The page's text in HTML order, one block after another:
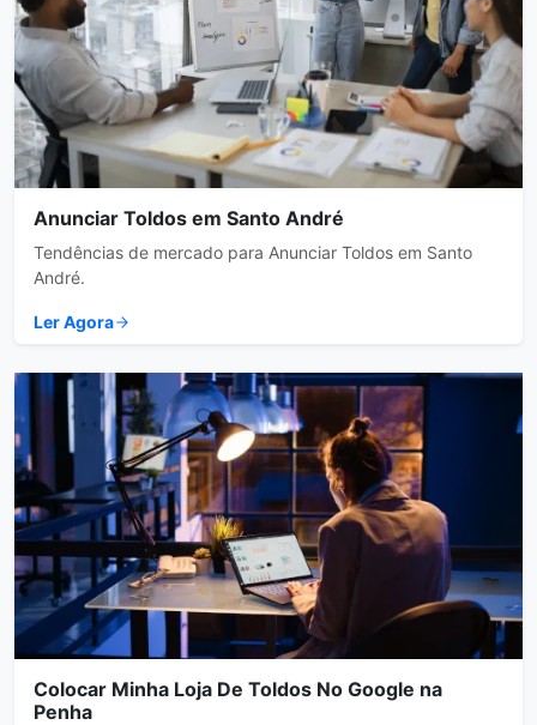
Anunciar Toldos em Santo André
Tendências de mercado para Anunciar Toldos em Santo
André.
Ler Agora
Colocar Minha Loja De Toldos No Google na
Penha